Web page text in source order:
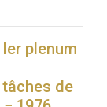
plenum
tâches de